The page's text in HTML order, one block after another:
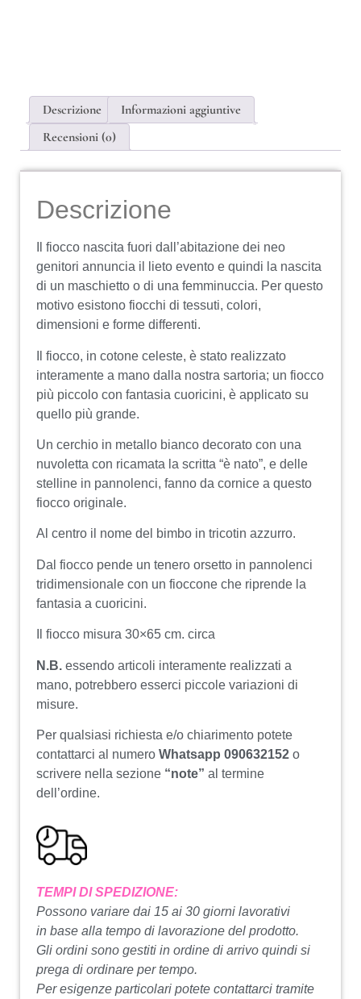
Descrizione
Informazioni aggiuntive
Recensioni (0)
Descrizione
Il fiocco nascita fuori dall’abitazione dei neo
genitori annuncia il lieto evento e quindi la nascita
di un maschietto o di una femminuccia. Per questo
motivo esistono fiocchi di tessuti, colori,
dimensioni e forme differenti.
Il fiocco, in cotone celeste, è stato realizzato
interamente a mano dalla nostra sartoria; un fiocco
più piccolo con fantasia cuoricini, è applicato su
quello più grande.
Un cerchio in metallo bianco decorato con una
nuvoletta con ricamata la scritta “è nato”, e delle
stelline in pannolenci, fanno da cornice a questo
fiocco originale.
Al centro il nome del bimbo in tricotin azzurro.
Dal fiocco pende un tenero orsetto in pannolenci
tridimensionale con un fioccone che riprende la
fantasia a cuoricini.
Il fiocco misura 30×65 cm. circa
N.B. essendo articoli interamente realizzati a
mano, potrebbero esserci piccole variazioni di
misure.
Per qualsiasi richiesta e/o chiarimento potete
contattarci al numero Whatsapp 090632152 o
scrivere nella sezione “note” al termine
dell’ordine.
TEMPI DI SPEDIZIONE:
Possono variare dai 15 ai 30 giorni lavorativi
in base alla tempo di lavorazione del prodotto.
Gli ordini sono gestiti in ordine di arrivo quindi si
prega di ordinare per tempo.
Per esigenze particolari potete contattarci tramite